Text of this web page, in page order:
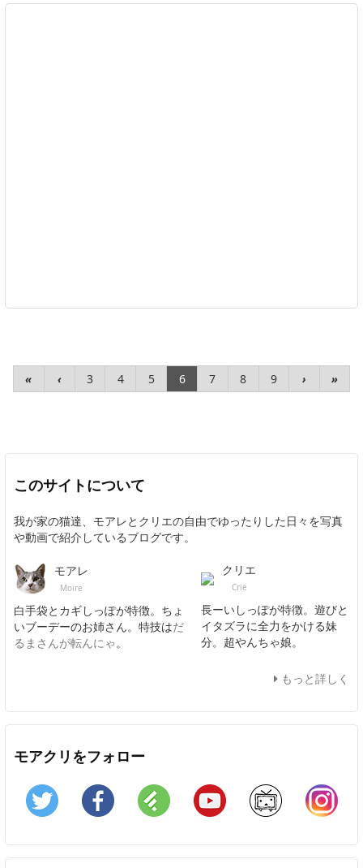
« ‹ 3 4 5 6 7 8 9 › »
このサイトについて
我が家の猫達、モアレとクリエの自由でゆったりした日々を写真
や動画で紹介しているブログです。
モアレ
Moire
白手袋とカギしっぽが特徴。ちょ
いブーデーのお姉さん。特技はだ
るまさんが転んにゃ。
クリエ
Crie
長ーいしっぽが特徴。遊びと
イタズラに全力をかける妹
分。超やんちゃ娘。
もっと詳しく
モアクリをフォロー
Twitter Facebook Feedly YouTube ニコニコ動画